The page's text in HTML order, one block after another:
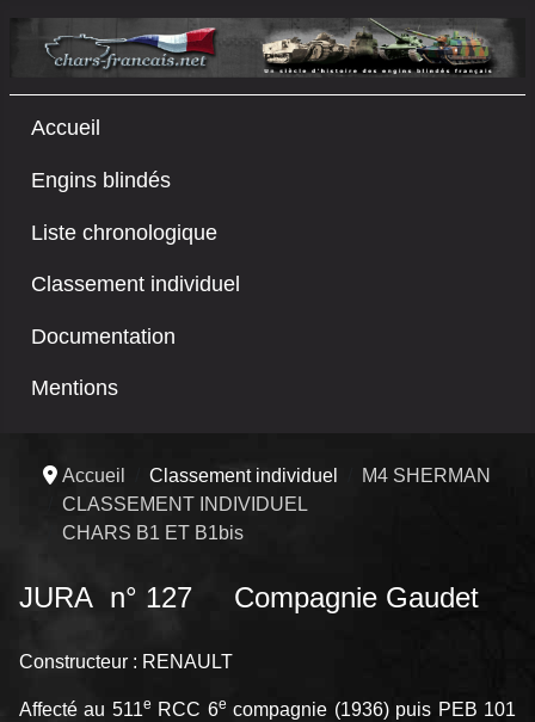
Accueil
Engins blindés
Liste chronologique
Classement individuel
Documentation
Mentions
Accueil Classement individuel
M4 SHERMAN
CLASSEMENT INDIVIDUEL
CHARS B1 ET B1bis
JURA n° 127 Compagnie Gaudet
Constructeur : RENAULT
Affecté au 511e RCC 6e compagnie (1936) puis PEB 101